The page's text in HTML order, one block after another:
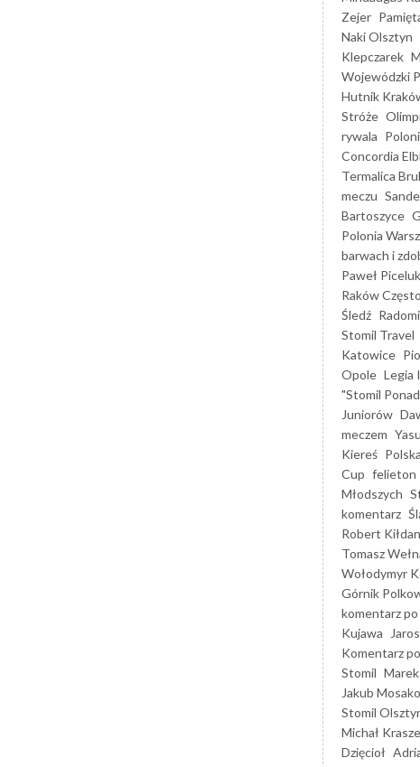
Zejer
Naki Olsztyn
Klepczarek
Wojewódzki
Hutnik
Stróże
rywala
Concordia
Termalica
meczu
Bartoszyce
Polonia
barwach i
Paweł Piceluk
Raków
Śledź
Stomil Travel
Katowice
Opole Legia
"Stomil
Juniorów
meczem
Kiereś
Cup felieton
Młodszych
komentarz
Robert
Tomasz
Wołodymyr
Górnik
komentarz po
Kujawa
Komentarz
Stomil
Jakub
Stomil
Michał
Dzięcioł